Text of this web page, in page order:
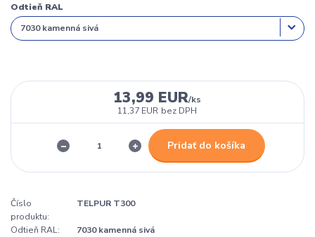
Odtieň RAL
13,99 EUR/ks
11,37 EUR bez DPH
Pridať do košíka
Číslo
produktu:
TELPUR T300
Odtieň RAL: 7030 kamenná sivá